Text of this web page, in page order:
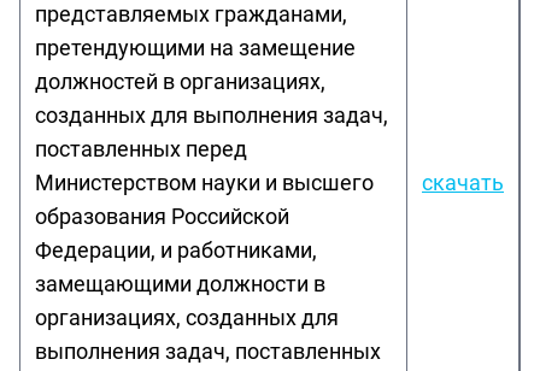
представляемых гражданами,
претендующими на замещение
должностей в организациях,
созданных для выполнения задач,
поставленных перед
Министерством науки и высшего
образования Российской
Федерации, и работниками,
замещающими должности в
организациях, созданных для
выполнения задач, поставленных
скачать